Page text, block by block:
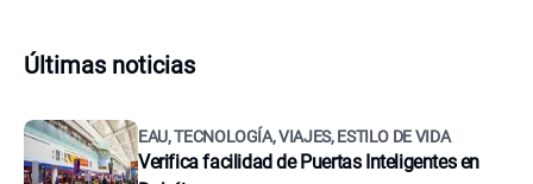
Últimas noticias
EAU, TECNOLOGÍA, VIAJES, ESTILO DE VIDA
Verifica facilidad de Puertas Inteligentes en